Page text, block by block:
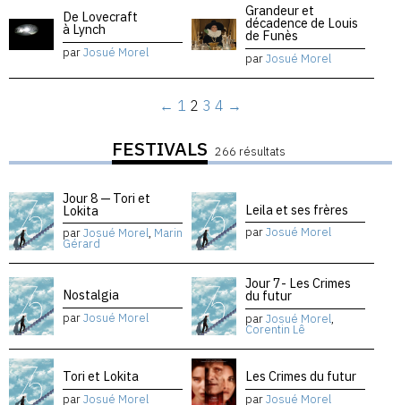
De Lovecraft
à Lynch
parJosué Morel
Grandeur et
décadence de Louis
de Funès
parJosué Morel
← 1 2 3 4 →
FESTIVALS 266 résultats
Jour 8 — Tori et
Lokita
parJosué Morel, Marin
Gérard
Leila et ses frères
parJosué Morel
Nostalgia
parJosué Morel
Jour 7- Les Crimes
du futur
parJosué Morel,
Corentin Lê
Tori et Lokita
parJosué Morel
Les Crimes du futur
parJosué Morel